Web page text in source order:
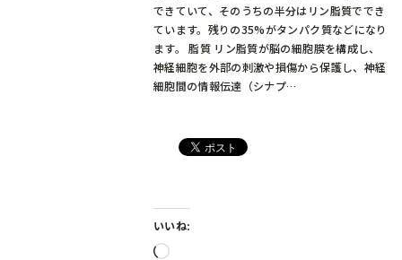
できていて、そのうちの半分はリン脂質ででき
ています。残りの35%がタンパク質などになり
ます。 脂質 リン脂質が脳の細胞膜を構成し、
神経細胞を外部の刺激や損傷から保護し、神経
細胞間の情報伝達（シナプ…
いいね:
読